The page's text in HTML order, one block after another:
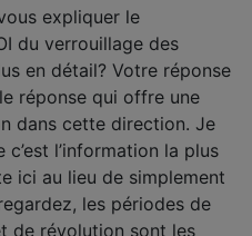
expliquer le
du verrouillage des
en détail? Votre réponse
réponse qui offre une
dans cette direction. Je
c’est l’information la plus
ici au lieu de simplement
les périodes de
de révolution sont les